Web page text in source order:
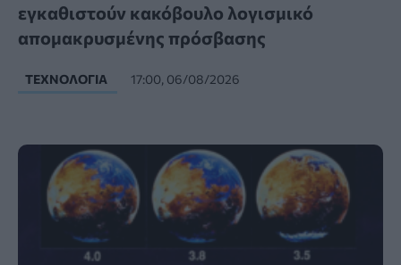
εγκαθιστούν κακόβουλο λογισμικό
απομακρυσμένης πρόσβασης
ΤΕΧΝΟΛΟΓΊΑ 17:00, 06/08/2026